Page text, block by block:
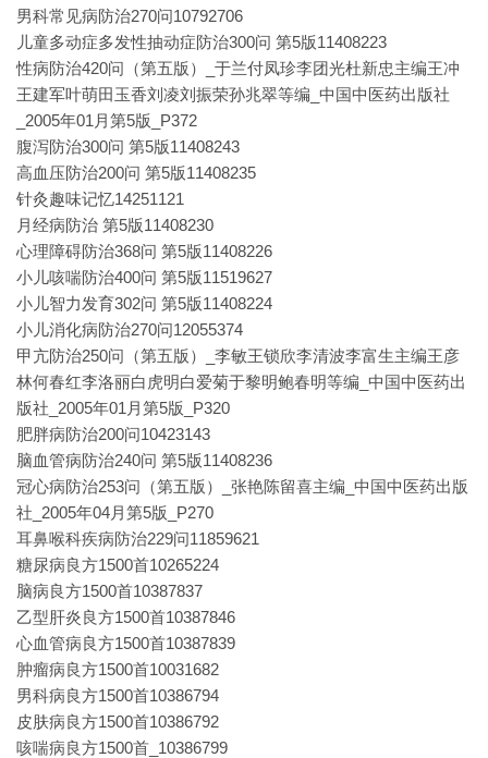
男科常见病防治270问10792706
儿童多动症多发性抽动症防治300问 第5版11408223
性病防治420问（第五版）_于兰付凤珍李团光杜新忠主编王冲
王建军叶萌田玉香刘凌刘振荣孙兆翠等编_中国中医药出版社
_2005年01月第5版_P372
腹泻防治300问 第5版11408243
高血压防治200问 第5版11408235
针灸趣味记忆14251121
月经病防治 第5版11408230
心理障碍防治368问 第5版11408226
小儿咳喘防治400问 第5版11519627
小儿智力发育302问 第5版11408224
小儿消化病防治270问12055374
甲亢防治250问（第五版）_李敏王锁欣李清波李富生主编王彦
林何春红李洛丽白虎明白爱菊于黎明鲍春明等编_中国中医药出
版社_2005年01月第5版_P320
肥胖病防治200问10423143
脑血管病防治240问 第5版11408236
冠心病防治253问（第五版）_张艳陈留喜主编_中国中医药出版
社_2005年04月第5版_P270
耳鼻喉科疾病防治229问11859621
糖尿病良方1500首10265224
脑病良方1500首10387837
乙型肝炎良方1500首10387846
心血管病良方1500首10387839
肿瘤病良方1500首10031682
男科病良方1500首10386794
皮肤病良方1500首10386792
咳喘病良方1500首_10386799